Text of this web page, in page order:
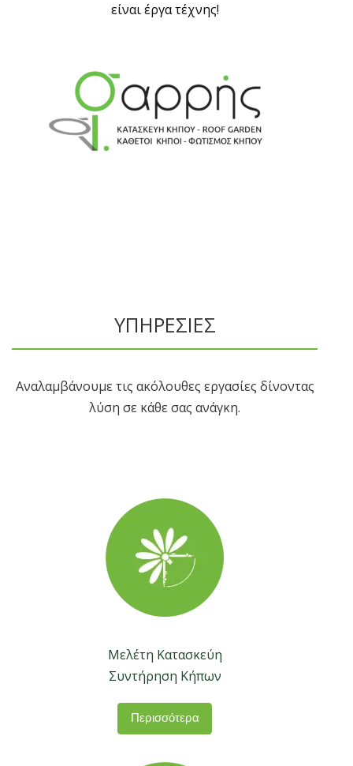
είναι έργα τέχνης!
ΥΠΗΡΕΣΙΕΣ
Αναλαμβάνουμε τις ακόλουθες εργασίες δίνοντας
λύση σε κάθε σας ανάγκη.
Μελέτη Κατασκεύη
Συντήρηση Κήπων
Περισσότερα